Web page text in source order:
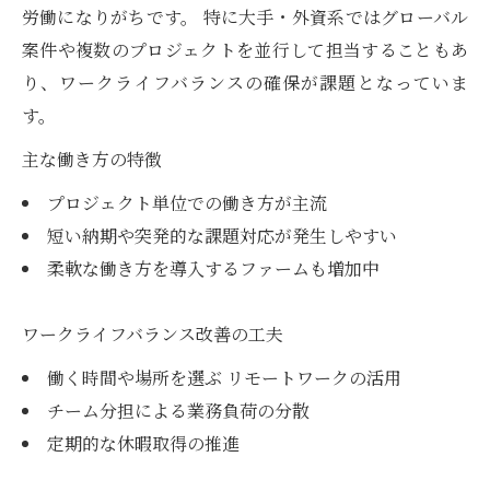
労働になりがちです。 特に大手・外資系ではグローバル
案件や複数のプロジェクトを並行して担当することもあ
り、ワークライフバランスの確保が課題となっていま
す。
主な働き方の特徴
プロジェクト単位での働き方が主流
短い納期や突発的な課題対応が発生しやすい
柔軟な働き方を導入するファームも増加中
ワークライフバランス改善の工夫
働く時間や場所を選ぶ リモートワークの活用
チーム分担による業務負荷の分散
定期的な休暇取得の推進